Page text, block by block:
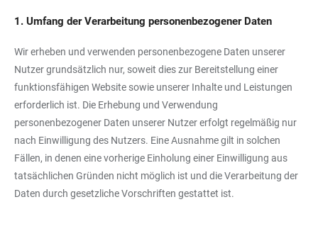
1. Umfang der Verarbeitung personenbezogener Daten
Wir erheben und verwenden personenbezogene Daten unserer
Nutzer grundsätzlich nur, soweit dies zur Bereitstellung einer
funktionsfähigen Website sowie unserer Inhalte und Leistungen
erforderlich ist. Die Erhebung und Verwendung
personenbezogener Daten unserer Nutzer erfolgt regelmäßig nur
nach Einwilligung des Nutzers. Eine Ausnahme gilt in solchen
Fällen, in denen eine vorherige Einholung einer Einwilligung aus
tatsächlichen Gründen nicht möglich ist und die Verarbeitung der
Daten durch gesetzliche Vorschriften gestattet ist.